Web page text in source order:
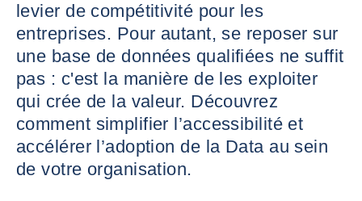
levier de compétitivité pour les
entreprises. Pour autant, se reposer sur
une base de données qualifiées ne suffit
pas : c'est la manière de les exploiter
qui crée de la valeur. Découvrez
comment simplifier l’accessibilité et
accélérer l’adoption de la Data au sein
de votre organisation.